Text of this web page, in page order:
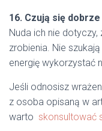
16. Czują się
Nuda ich nie
zrobienia. Nie
energię wykorzystać
Jeśli odnosisz
z osoba opisaną w
warto skonsultować